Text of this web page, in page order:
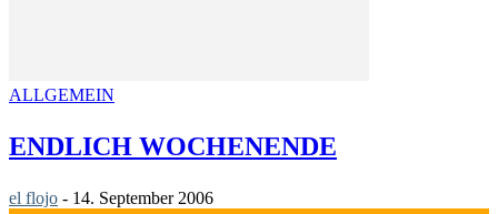
ALLGEMEIN
ENDLICH WOCHENENDE
el flojo - 14. September 2006